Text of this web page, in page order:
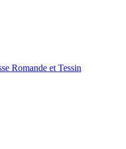
Romande et Tessin